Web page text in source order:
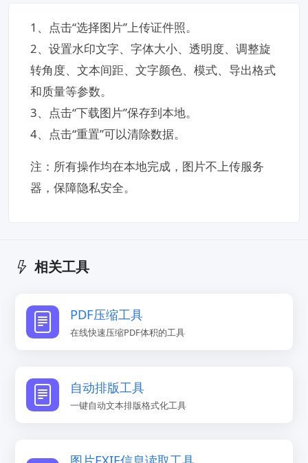
1、点击“选择图片”上传证件照。
2、设置水印文字、字体大小、透明度、调整旋
转角度、文本间距、文字颜色、模式、导出格式
和质量等参数。
3、点击“下载图片”保存到本地。
4、点击“重置”可以清除数据。
注：所有操作均在本地完成，图片不上传服务
器，保障隐私安全。
相关工具
PDF压缩工具
在线快速压缩PDF体积的工具
自动排版工具
一键自动文本排版格式化工具